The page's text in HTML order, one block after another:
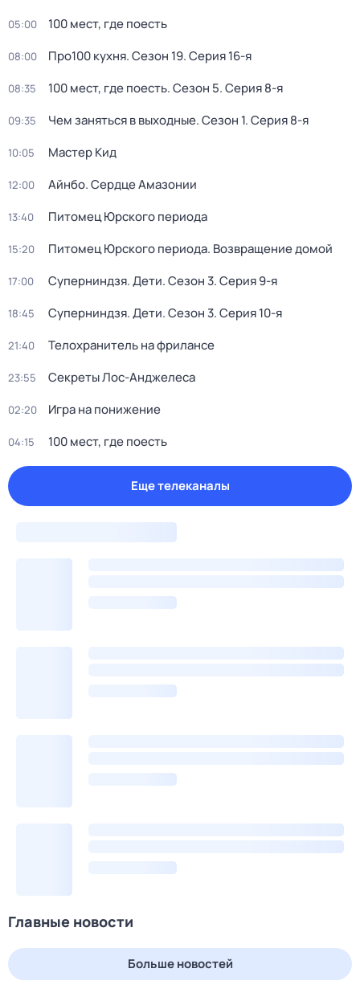
05:00 100 мест, где поесть
08:00 Про100 кухня. Сезон 19. Серия 16-я
08:35 100 мест, где поесть. Сезон 5. Серия 8-я
09:35 Чем заняться в выходные. Сезон 1. Серия 8-я
10:05 Мастер Кид
12:00 Айнбо. Сердце Амазонии
13:40 Питомец Юрского периода
15:20 Питомец Юрского периода. Возвращение домой
17:00 Суперниндзя. Дети. Сезон 3. Серия 9-я
18:45 Суперниндзя. Дети. Сезон 3. Серия 10-я
21:40 Телохранитель на фрилансе
23:55 Секреты Лос-Анджелеса
02:20 Игра на понижение
04:15 100 мест, где поесть
Еще телеканалы
Главные новости
Больше новостей